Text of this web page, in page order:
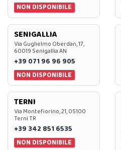
NON DISPONIBILE
SENIGALLIA
Via Guglielmo Oberdan, 17,
60019 Senigallia AN
+39 071 96 96 905
NON DISPONIBILE
TERNI
Via Montefiorino, 21, 05100
Terni TR
+39 342 851 6535
NON DISPONIBILE